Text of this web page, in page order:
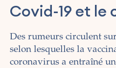
Covid-19 et le
Des rumeurs circulent
selon lesquelles la
coronavirus a entraîné